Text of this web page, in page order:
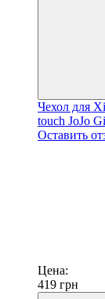
Чехол для
touch JoJo
Оставить
Цена:
419 грн